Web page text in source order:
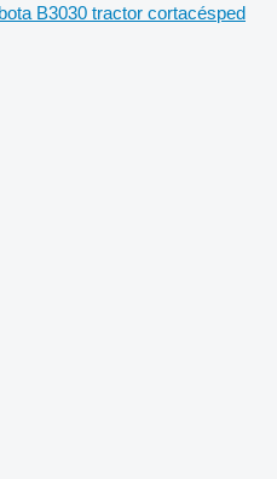
B3030 tractor cortacésped